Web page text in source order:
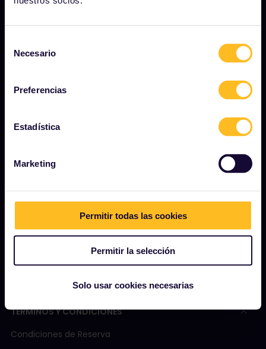
Necesario
Preferencias
Estadística
Marketing
Permitir todas las cookies
Permitir la selección
Solo usar cookies necesarias
Contenido patrocinado y de marca
EMPEZAR
Turismo sostenible
TÉRMINOS Y CONDICIONES
Condiciones de Reserva